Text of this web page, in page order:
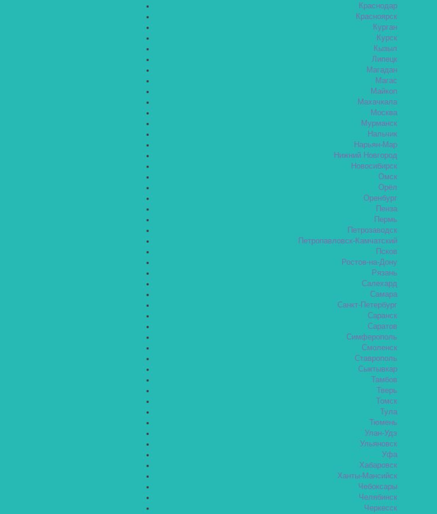
Краснодар
Красноярск
Курган
Курск
Кызыл
Липецк
Магадан
Магас
Майкоп
Махачкала
Москва
Мурманск
Нальчик
Нарьян-Мар
Нижний Новгород
Новосибирск
Омск
Орёл
Оренбург
Пенза
Пермь
Петрозаводск
Петропавловск-Камчатский
Псков
Ростов-на-Дону
Рязань
Салехард
Самара
Санкт-Петербург
Саранск
Саратов
Симферополь
Смоленск
Ставрополь
Сыктывкар
Тамбов
Тверь
Томск
Тула
Тюмень
Улан-Удэ
Ульяновск
Уфа
Хабаровск
Ханты-Мансийск
Чебоксары
Челябинск
Черкесск